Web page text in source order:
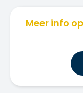
Meer info